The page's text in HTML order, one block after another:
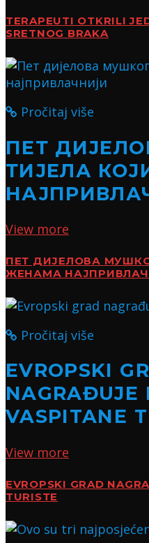
TERAPEUTI OTKRILI
SRETNOG BRAKA
Pročitaj više
ПЕТ
ТИЈЕЛА
View more
ПЕТ ДИЈЕЛОВА
ЖЕНАМА
Pročitaj više
EVROPSKI
NAGRAĐUJE
VASPITANE
View more
EVROPSKI GRAD
TURISTE